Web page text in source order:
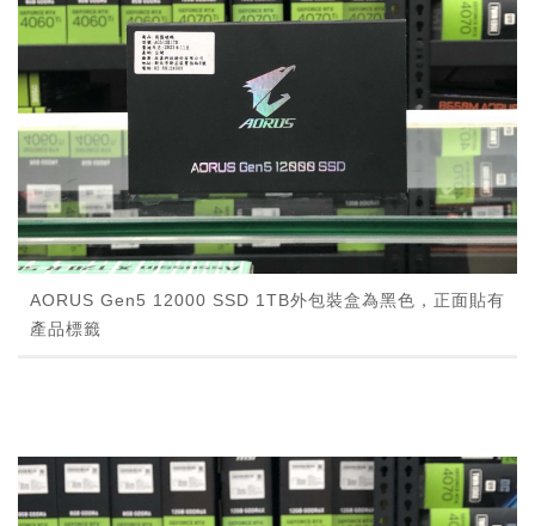
AORUS Gen5 12000 SSD 1TB外包裝盒為黑色，正面貼有
產品標籤